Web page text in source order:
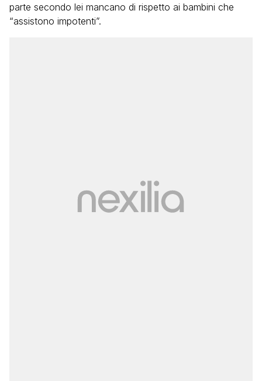
parte secondo lei mancano di rispetto ai bambini che
“assistono impotenti”.